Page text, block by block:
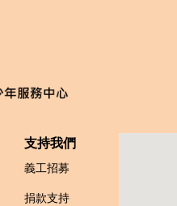
支持我們
義工招募
捐款支持